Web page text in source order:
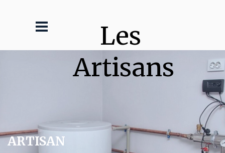
Les
Artisans
ARTISAN